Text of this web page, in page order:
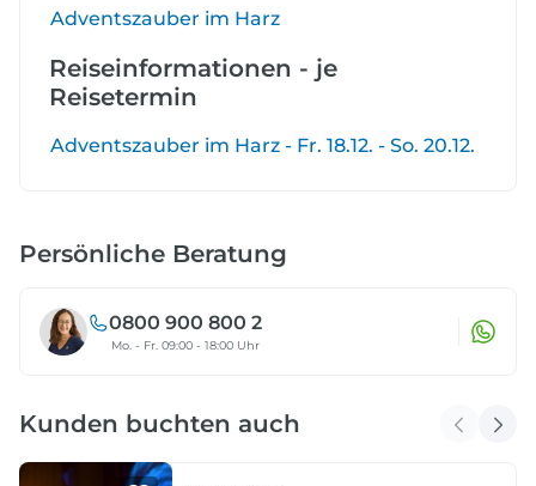
Adventszauber im Harz
Reiseinformationen - je
Reisetermin
Adventszauber im Harz - Fr. 18.12. - So. 20.12.
Persönliche Beratung
0800 900 800 2
Mo. - Fr. 09:00 - 18:00 Uhr
Kunden buchten auch